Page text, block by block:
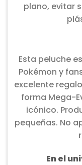
plano, evitar
Esta peluche
Pokémon y
excelente
forma Mega-
icónico.
pequeñas. No
En el